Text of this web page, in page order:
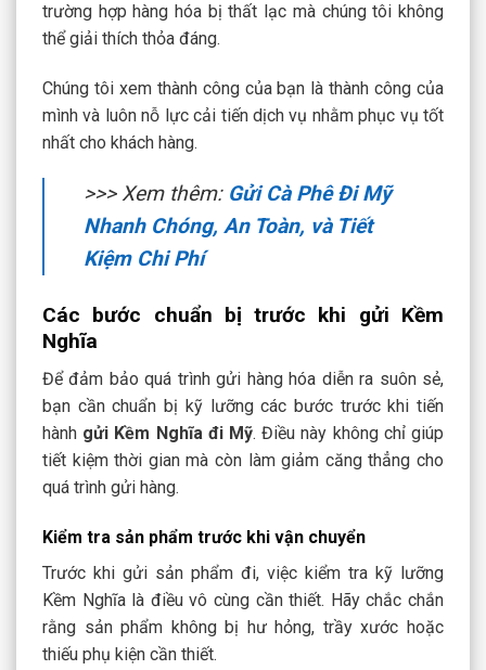
trường hợp hàng hóa bị thất lạc mà chúng tôi không
thể giải thích thỏa đáng.
Chúng tôi xem thành công của bạn là thành công của
mình và luôn nỗ lực cải tiến dịch vụ nhằm phục vụ tốt
nhất cho khách hàng.
>>> Xem thêm: Gửi Cà Phê Đi Mỹ
Nhanh Chóng, An Toàn, và Tiết
Kiệm Chi Phí
Các bước chuẩn bị trước khi gửi Kềm
Nghĩa
Để đảm bảo quá trình gửi hàng hóa diễn ra suôn sẻ,
bạn cần chuẩn bị kỹ lưỡng các bước trước khi tiến
hành gửi Kềm Nghĩa đi Mỹ. Điều này không chỉ giúp
tiết kiệm thời gian mà còn làm giảm căng thẳng cho
quá trình gửi hàng.
Kiểm tra sản phẩm trước khi vận chuyển
Trước khi gửi sản phẩm đi, việc kiểm tra kỹ lưỡng
Kềm Nghĩa là điều vô cùng cần thiết. Hãy chắc chắn
rằng sản phẩm không bị hư hỏng, trầy xước hoặc
thiếu phụ kiện cần thiết.